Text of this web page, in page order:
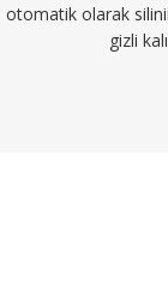
otomatik olarak
gizli